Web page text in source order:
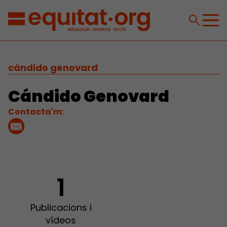
cándido genovard
Cándido Genovard
Contacta'm:
1
Publicacions i
vídeos